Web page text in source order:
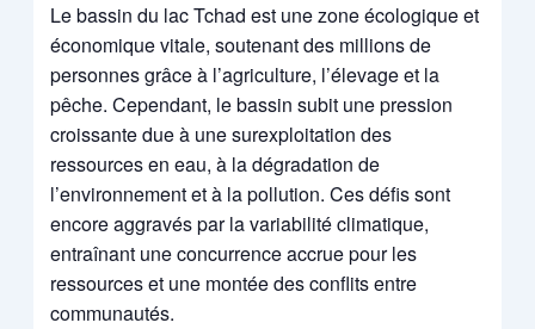
Le bassin du lac Tchad est une zone écologique et
économique vitale, soutenant des millions de
personnes grâce à l’agriculture, l’élevage et la
pêche. Cependant, le bassin subit une pression
croissante due à une surexploitation des
ressources en eau, à la dégradation de
l’environnement et à la pollution. Ces défis sont
encore aggravés par la variabilité climatique,
entraînant une concurrence accrue pour les
ressources et une montée des conflits entre
communautés.